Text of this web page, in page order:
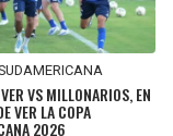
VS MILLONARIOS, EN
VER LA COPA
2026